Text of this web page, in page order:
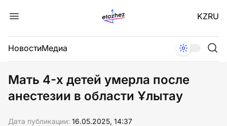
KZRU
НовостиМедиа
Мать 4-х детей умерла после
анестезии в области Ұлытау
Дата публикации: 16.05.2025, 14:37